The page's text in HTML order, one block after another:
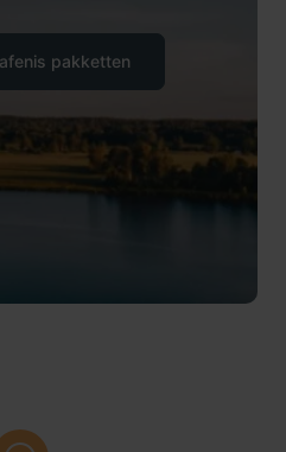
pakketten